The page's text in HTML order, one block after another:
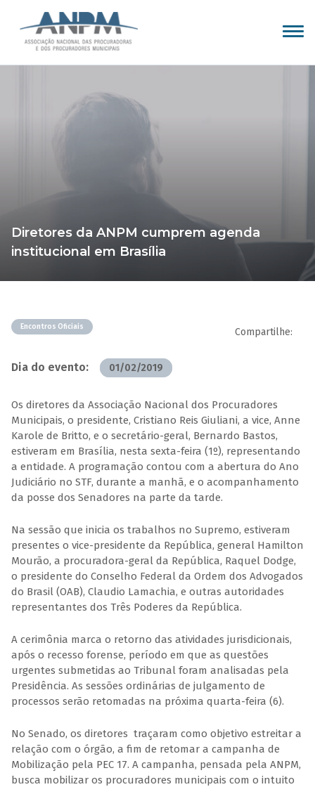
Diretores da ANPM cumprem agenda
institucional em Brasília
Encontros Oficiais Compartilhe:
Dia do evento: 01/02/2019
Os diretores da Associação Nacional dos Procuradores
Municipais, o presidente, Cristiano Reis Giuliani, a vice, Anne
Karole de Britto, e o secretário-geral, Bernardo Bastos,
estiveram em Brasília, nesta sexta-feira (1º), representando
a entidade. A programação contou com a abertura do Ano
Judiciário no STF, durante a manhã, e o acompanhamento
da posse dos Senadores na parte da tarde.
Na sessão que inicia os trabalhos no Supremo, estiveram
presentes o vice-presidente da República, general Hamilton
Mourão, a procuradora-geral da República, Raquel Dodge,
o presidente do Conselho Federal da Ordem dos Advogados
do Brasil (OAB), Claudio Lamachia, e outras autoridades
representantes dos Três Poderes da República.
A cerimônia marca o retorno das atividades jurisdicionais,
após o recesso forense, período em que as questões
urgentes submetidas ao Tribunal foram analisadas pela
Presidência. As sessões ordinárias de julgamento de
processos serão retomadas na próxima quarta-feira (6).
No Senado, os diretores traçaram como objetivo estreitar a
relação com o órgão, a fim de retomar a campanha de
Mobilização pela PEC 17. A campanha, pensada pela ANPM,
busca mobilizar os procuradores municipais com o intuito